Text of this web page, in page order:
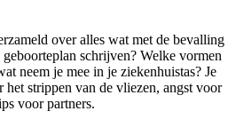
over alles wat met de bevalling
schrijven? Welke vormen
neem je mee in je ziekenhuistas? Je
strippen van de vliezen, angst voor
voor partners.